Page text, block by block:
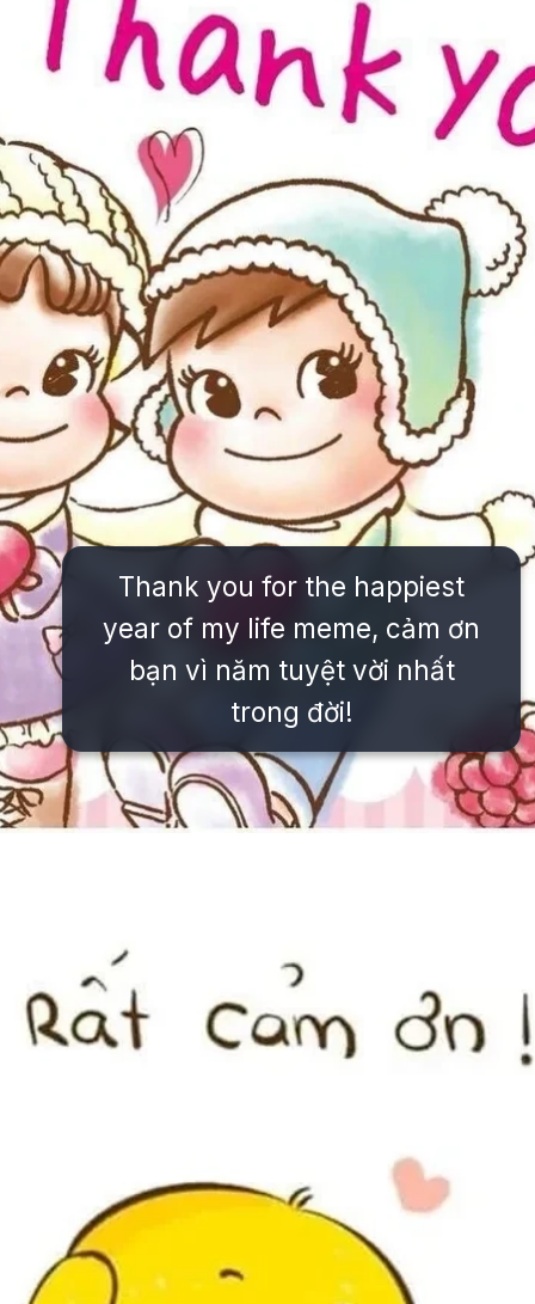
Thank you for the happiest
year of my life meme, cảm ơn
bạn vì năm tuyệt vời nhất
trong đời!